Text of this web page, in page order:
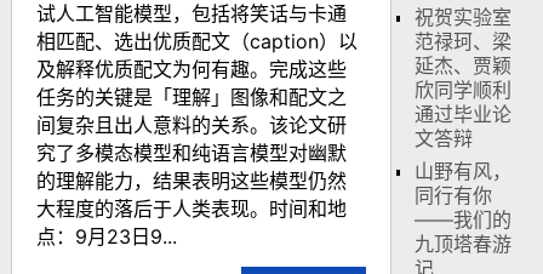
试人工智能模型，包括将笑话与卡通
相匹配、选出优质配文（caption）以
及解释优质配文为何有趣。完成这些
任务的关键是「理解」图像和配文之
间复杂且出人意料的关系。该论文研
究了多模态模型和纯语言模型对幽默
的理解能力，结果表明这些模型仍然
大程度的落后于人类表现。时间和地
点：9月23日9...
祝贺实验室
范禄珂、梁
延杰、贾颖
欣同学顺利
通过毕业论
文答辩
山野有风，
同行有你
——我们的
九顶塔春游
记